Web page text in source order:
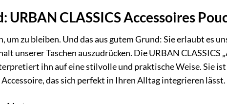
CLASSICS Accessoires
zu bleiben. Und das aus gutem Grund: Sie erlaubt es
unserer Taschen auszudrücken. Die URBAN CLASSICS
ihn auf eine stilvolle und praktische Weise. Sie
das sich perfekt in Ihren Alltag integrieren lässt.